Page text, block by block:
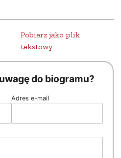
Pobierz jako plik
tekstowy
do biogramu?
Adres e-mail